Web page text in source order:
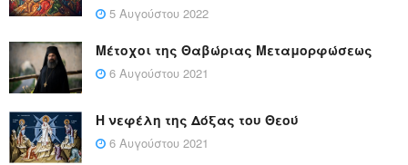
5 Αυγούστου 2022
Μέτοχοι της Θαβώριας Μεταμορφώσεως
6 Αυγούστου 2021
Η νεφέλη της Δόξας του Θεού
6 Αυγούστου 2021